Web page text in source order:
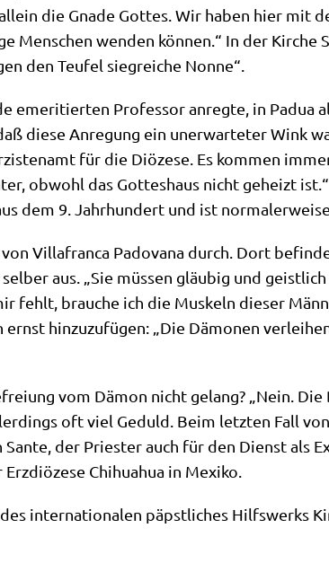
die Gna­de Got­tes. Wir haben hier mit
Men­schen wen­den kön­nen.“ In der Kir­che
den Teu­fel sieg­rei­che Nonne“.
eme­ri­tier­ten Pro­fes­sor anreg­te, in Padua
die­se Anre­gung ein uner­war­te­ter Wink
für die Diö­ze­se. Es kom­men
obwohl das Got­tes­haus nicht geheizt
dem 9. Jahr­hun­dert und ist nor­ma­ler­wei­se
Vil­lafran­ca Pado­va­na durch. Dort
aus. „Sie müs­sen gläu­big und
fehlt, brau­che ich die Mus­keln die­ser
hin­zu­zu­fü­gen: „Die Dämo­nen
vom Dämon nicht gelang? „Nein. Die
oft viel Geduld. Beim letz­ten Fall
der Prie­ster auch für den Dienst als
Chi­hua­hua in Mexiko.
inter­na­tio­na­len päpst­li­ches Hilfs­werks